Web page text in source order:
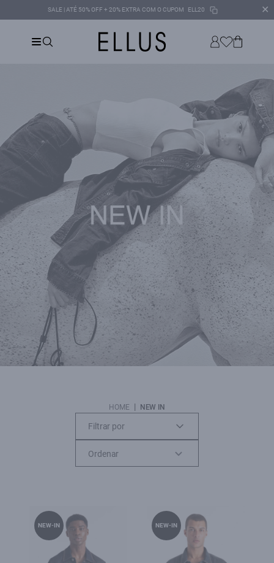
SALE | ATÉ 50% OFF + 20% EXTRA COM O CUPOM ELL20 ✕
HOME | NEW IN
Filtrar por
NEW-IN NEW-IN